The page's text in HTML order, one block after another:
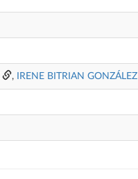
, IRENE BITRIAN GONZÁLEZ